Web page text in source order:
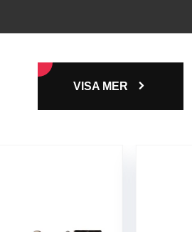
Dieselgenerator
VISA MER